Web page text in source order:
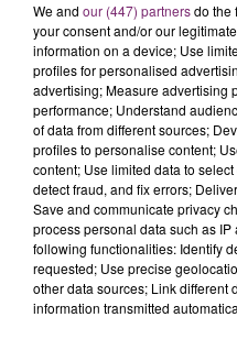
La Bulle
de
We and our (447) partnersdo the
your consent and/or our
information on a device; Use
profiles for personalised
advertising; Measure advertising
performance; Understand
of data from different sources;
profiles to personalise content;
content; Use limited data to
detect fraud, and fix errors;
Save and communicate privacy
process personal data such as
following functionalities: Identify
requested; Use precise
other data sources; Link different
information transmitted